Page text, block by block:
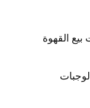
القهوة